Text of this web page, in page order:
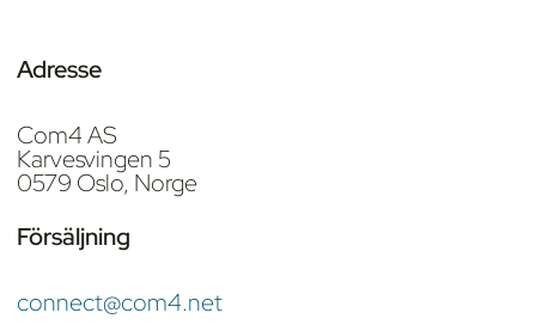
Adresse
Com4 AS
Karvesvingen 5
0579 Oslo, Norge
Försäljning
connect@com4.net